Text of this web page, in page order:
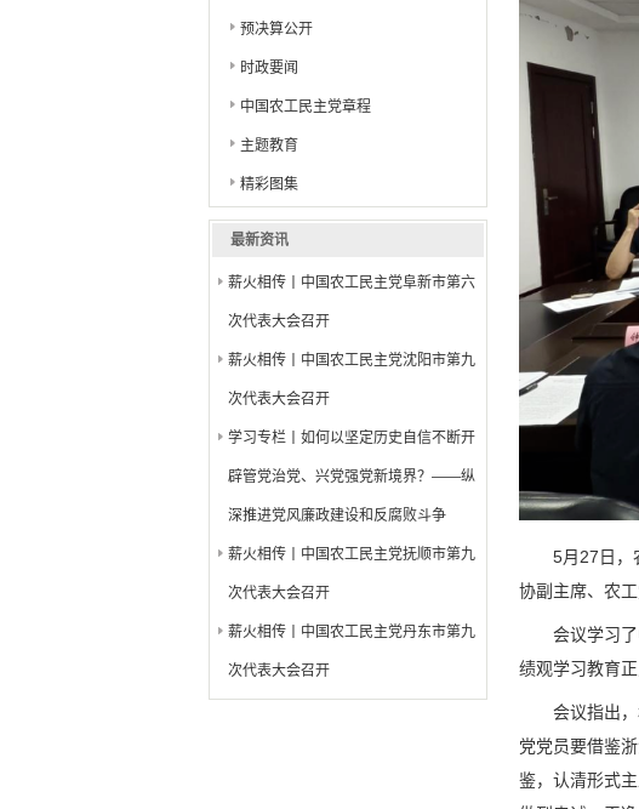
预决算公开
时政要闻
中国农工民主党章程
主题教育
精彩图集
最新资讯
薪火相传丨中国农工民主党阜新市第六
次代表大会召开
薪火相传丨中国农工民主党沈阳市第九
次代表大会召开
学习专栏丨如何以坚定历史自信不断开
辟管党治党、兴党强党新境界？——纵
深推进党风廉政建设和反腐败斗争
薪火相传丨中国农工民主党抚顺市第九
次代表大会召开
薪火相传丨中国农工民主党丹东市第九
次代表大会召开
5月27日，
协副主席、农
会议学习
绩观学习教育正
会议指出
党党员要借鉴
鉴，认清形式